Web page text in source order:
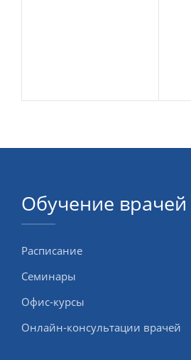
Обучение врачей
Расписание
Семинары
Офис-курсы
Онлайн-консультации врачей